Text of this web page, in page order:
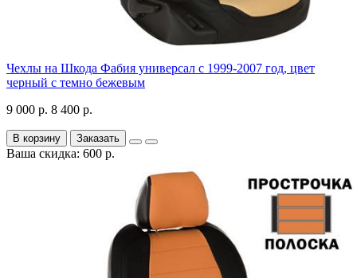
Чехлы на Шкода Фабия универсал с 1999-2007 год, цвет
черный с темно бежевым
9 000 р. 8 400 р.
В корзину Заказать
Ваша скидка: 600 р.